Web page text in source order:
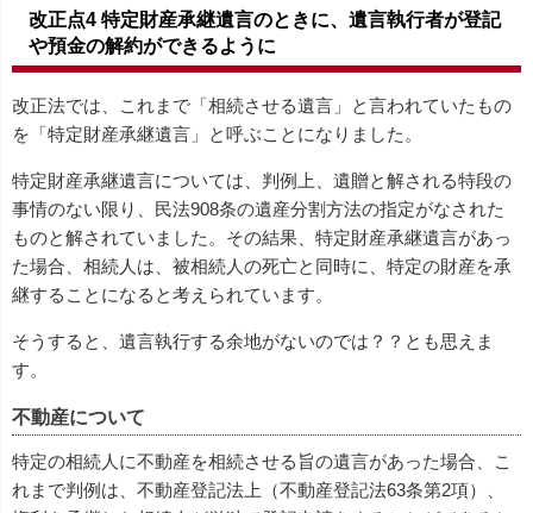
改正点4 特定財産承継遺言のときに、遺言執行者が登記
や預金の解約ができるように
改正法では、これまで「相続させる遺言」と言われていたもの
を「特定財産承継遺言」と呼ぶことになりました。
特定財産承継遺言については、判例上、遺贈と解される特段の
事情のない限り、民法908条の遺産分割方法の指定がなされた
ものと解されていました。その結果、特定財産承継遺言があっ
た場合、相続人は、被相続人の死亡と同時に、特定の財産を承
継することになると考えられています。
そうすると、遺言執行する余地がないのでは？？とも思えま
す。
不動産について
特定の相続人に不動産を相続させる旨の遺言があった場合、こ
れまで判例は、不動産登記法上（不動産登記法63条第2項）、